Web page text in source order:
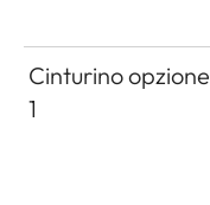
Cinturino opzione
1